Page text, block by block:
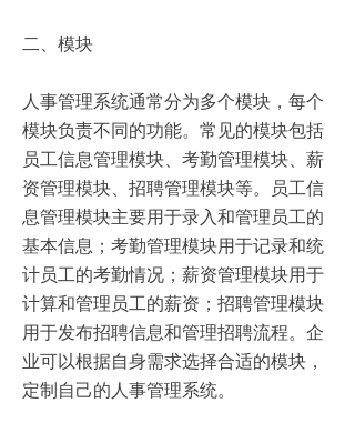
二、模块
人事管理系统通常分为多个模块，每个
模块负责不同的功能。常见的模块包括
员工信息管理模块、考勤管理模块、薪
资管理模块、招聘管理模块等。员工信
息管理模块主要用于录入和管理员工的
基本信息；考勤管理模块用于记录和统
计员工的考勤情况；薪资管理模块用于
计算和管理员工的薪资；招聘管理模块
用于发布招聘信息和管理招聘流程。企
业可以根据自身需求选择合适的模块，
定制自己的人事管理系统。